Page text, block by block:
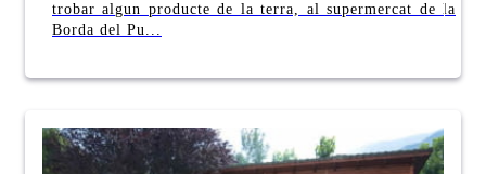
trobar algun producte de la terra, al supermercat de la
Borda del Pu...